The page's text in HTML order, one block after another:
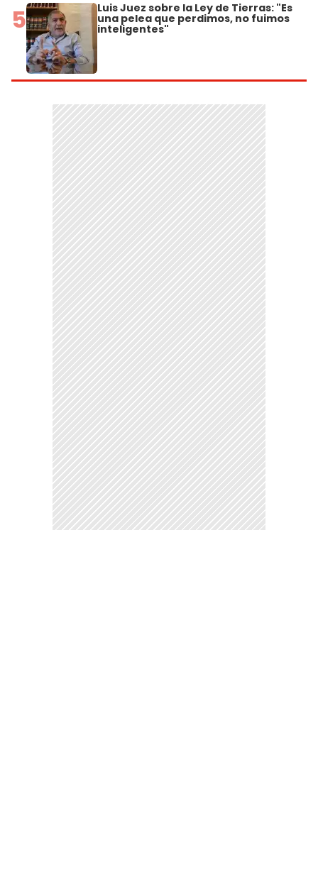
5 Luis Juez sobre la Ley de Tierras: "Es
una pelea que perdimos, no fuimos
inteligentes"